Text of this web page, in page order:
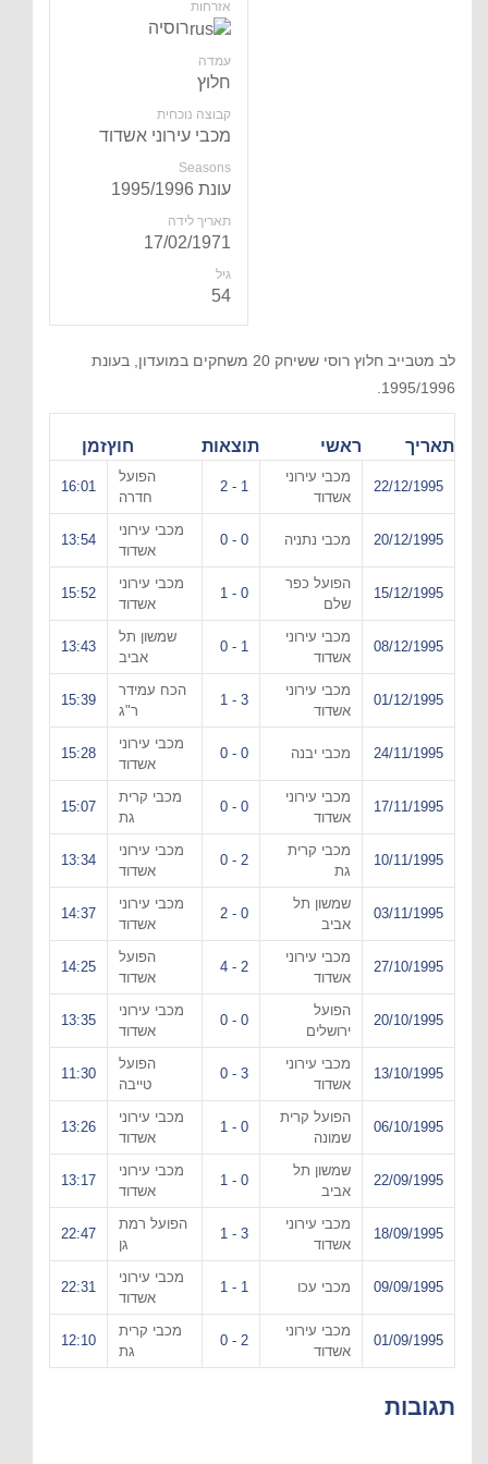
אזרחות
רוסיה
עמדה
חלוץ
קבוצה נוכחית
מכבי עירוני אשדוד
Seasons
עונת 1995/1996
תאריך לידה
17/02/1971
גיל
54
לב מטבייב חלוץ רוסי ששיחק 20 משחקים במועדון, בעונת
1995/1996.
תאריך ראשי תוצאות חוץזמן
22/12/1995
מכבי עירוני
אשדוד
1 - 2
הפועל
חדרה
16:01
20/12/1995 מכבי נתניה 0 - 0
מכבי עירוני
אשדוד
13:54
15/12/1995
הפועל כפר
שלם
0 - 1
מכבי עירוני
אשדוד
15:52
08/12/1995
מכבי עירוני
אשדוד
1 - 0
שמשון תל
אביב
13:43
01/12/1995
מכבי עירוני
אשדוד
3 - 1
הכח עמידר
ר"ג
15:39
24/11/1995 מכבי יבנה 0 - 0
מכבי עירוני
אשדוד
15:28
17/11/1995
מכבי עירוני
אשדוד
0 - 0
מכבי קרית
גת
15:07
10/11/1995
מכבי קרית
גת
2 - 0
מכבי עירוני
אשדוד
13:34
03/11/1995
שמשון תל
אביב
0 - 2
מכבי עירוני
אשדוד
14:37
27/10/1995
מכבי עירוני
אשדוד
2 - 4
הפועל
אשדוד
14:25
20/10/1995
הפועל
ירושלים
0 - 0
מכבי עירוני
אשדוד
13:35
13/10/1995
מכבי עירוני
אשדוד
3 - 0
הפועל
טייבה
11:30
06/10/1995
הפועל קרית
שמונה
0 - 1
מכבי עירוני
אשדוד
13:26
22/09/1995
שמשון תל
אביב
0 - 1
מכבי עירוני
אשדוד
13:17
18/09/1995
מכבי עירוני
אשדוד
3 - 1
הפועל רמת
גן
22:47
09/09/1995 מכבי עכו 1 - 1
מכבי עירוני
אשדוד
22:31
01/09/1995
מכבי עירוני
אשדוד
2 - 0
מכבי קרית
גת
12:10
תגובות